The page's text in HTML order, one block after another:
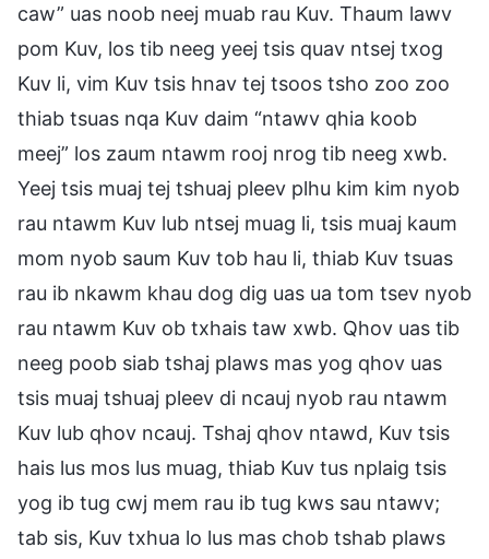
caw” uas noob neej muab rau Kuv. Thaum lawv
pom Kuv, los tib neeg yeej tsis quav ntsej txog
Kuv li, vim Kuv tsis hnav tej tsoos tsho zoo zoo
thiab tsuas nqa Kuv daim “ntawv qhia koob
meej” los zaum ntawm rooj nrog tib neeg xwb.
Yeej tsis muaj tej tshuaj pleev plhu kim kim nyob
rau ntawm Kuv lub ntsej muag li, tsis muaj kaum
mom nyob saum Kuv tob hau li, thiab Kuv tsuas
rau ib nkawm khau dog dig uas ua tom tsev nyob
rau ntawm Kuv ob txhais taw xwb. Qhov uas tib
neeg poob siab tshaj plaws mas yog qhov uas
tsis muaj tshuaj pleev di ncauj nyob rau ntawm
Kuv lub qhov ncauj. Tshaj qhov ntawd, Kuv tsis
hais lus mos lus muag, thiab Kuv tus nplaig tsis
yog ib tug cwj mem rau ib tug kws sau ntawv;
tab sis, Kuv txhua lo lus mas chob tshab plaws